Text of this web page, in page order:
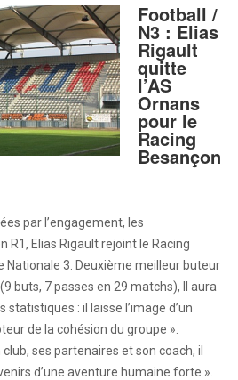
Football /
N3 : Elias
Rigault
quitte
l’AS
Ornans
pour le
Racing
Besançon
par l’engagement, les
Elias Rigault rejoint le Racing
Nationale 3. Deuxième meilleur buteur
buts, 7 passes en 29 matchs), Il aura
statistiques : il laisse l’image d’un
de la cohésion du groupe ».
ses partenaires et son coach, il
d’une aventure humaine forte ».